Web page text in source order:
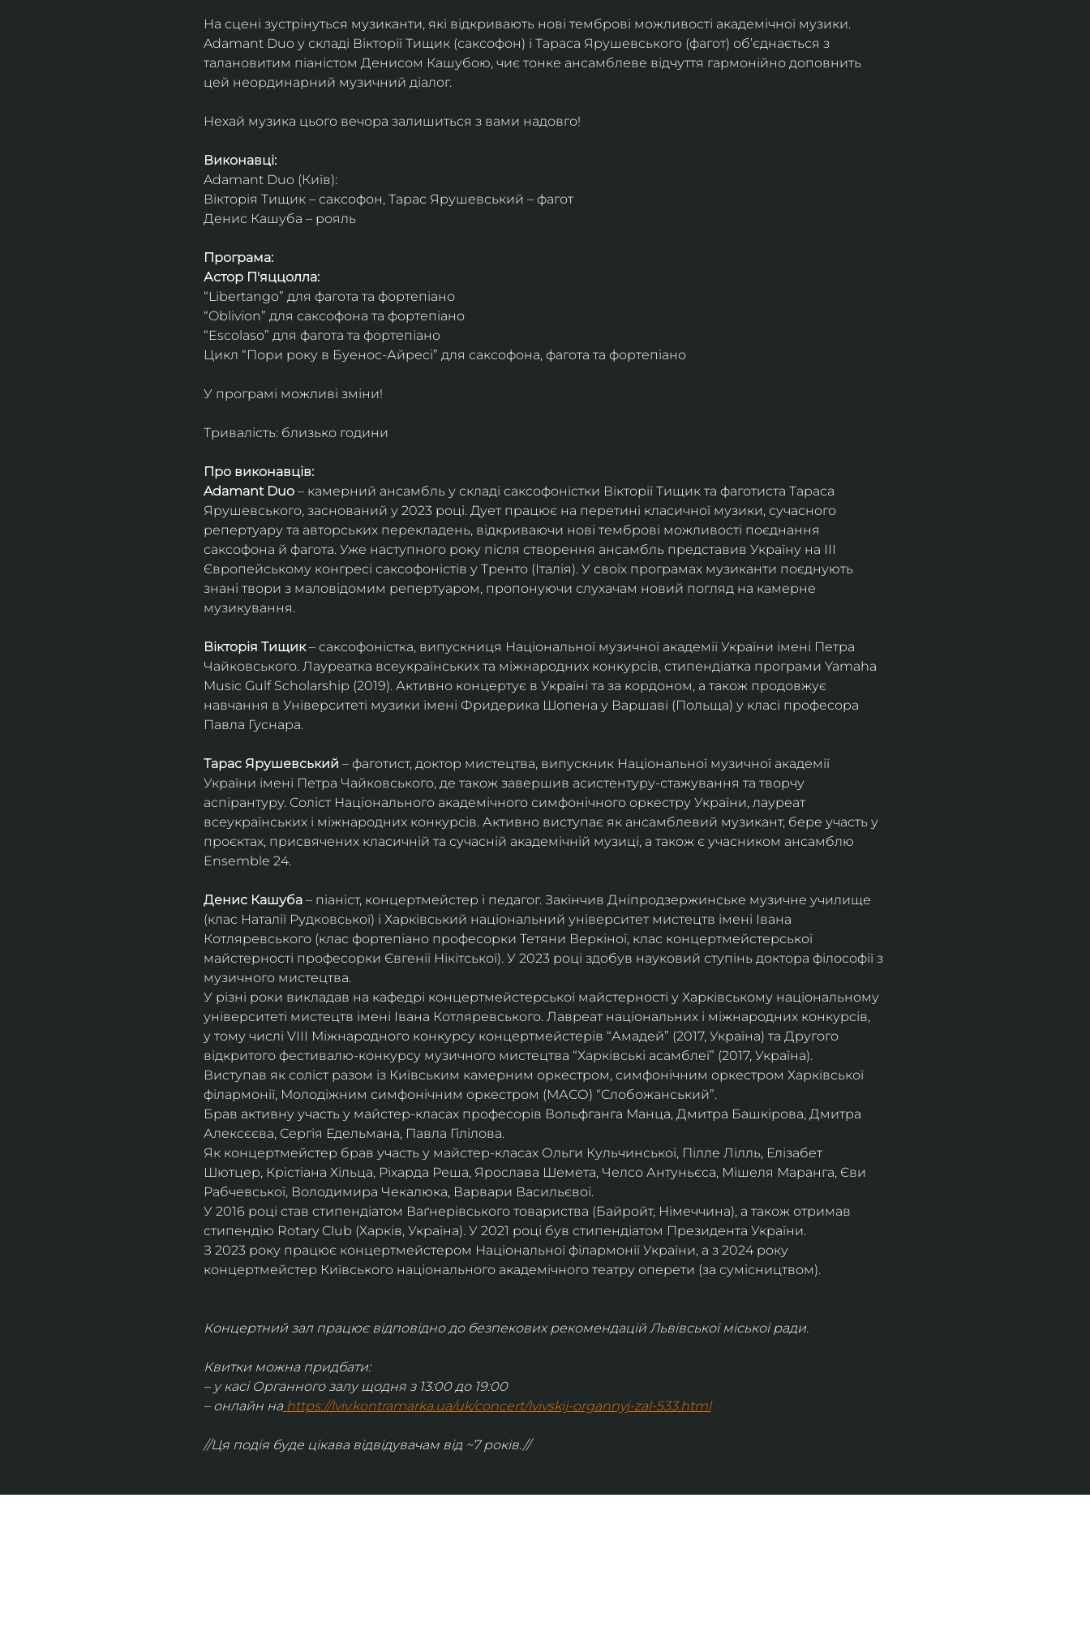
На сцені зустрінуться музиканти, які відкривають нові темброві можливості академічної музики.
Adamant Duo у складі Вікторії Тищик (саксофон) і Тараса Ярушевського (фагот) об’єднається з
талановитим піаністом Денисом Кашубою, чиє тонке ансамблеве відчуття гармонійно доповнить
цей неординарний музичний діалог.
Нехай музика цього вечора залишиться з вами надовго!
Виконавці:
Adamant Duo (Київ):
Вікторія Тищик – саксофон, Тарас Ярушевський – фагот
Денис Кашуба – рояль
Програма:
Астор П'яццолла:
“Libertango” для фагота та фортепіано
“Oblivion” для саксофона та фортепіано
“Escolaso” для фагота та фортепіано
Цикл “Пори року в Буенос-Айресі” для саксофона, фагота та фортепіано
У програмі можливі зміни!
Тривалість: близько години
Про виконавців:
Adamant Duo – камерний ансамбль у складі саксофоністки Вікторії Тищик та фаготиста Тараса
Ярушевського, заснований у 2023 році. Дует працює на перетині класичної музики, сучасного
репертуару та авторських перекладень, відкриваючи нові темброві можливості поєднання
саксофона й фагота. Уже наступного року після створення ансамбль представив Україну на ІІІ
Європейському конгресі саксофоністів у Тренто (Італія). У своїх програмах музиканти поєднують
знані твори з маловідомим репертуаром, пропонуючи слухачам новий погляд на камерне
музикування.
Вікторія Тищик – саксофоністка, випускниця Національної музичної академії України імені Петра
Чайковського. Лауреатка всеукраїнських та міжнародних конкурсів, стипендіатка програми Yamaha
Music Gulf Scholarship (2019). Активно концертує в Україні та за кордоном, а також продовжує
навчання в Університеті музики імені Фридерика Шопена у Варшаві (Польща) у класі професора
Павла Гуснара.
Тарас Ярушевський – фаготист, доктор мистецтва, випускник Національної музичної академії
України імені Петра Чайковського, де також завершив асистентуру-стажування та творчу
аспірантуру. Соліст Національного академічного симфонічного оркестру України, лауреат
всеукраїнських і міжнародних конкурсів. Активно виступає як ансамблевий музикант, бере участь у
проєктах, присвячених класичній та сучасній академічній музиці, а також є учасником ансамблю
Ensemble 24.
Денис Кашуба – піаніст, концертмейстер і педагог. Закінчив Дніпродзержинське музичне училище
(клас Наталії Рудковської) і Харківський національний університет мистецтв імені Івана
Котляревського (клас фортепіано професорки Тетяни Веркіної, клас концертмейстерської
майстерності професорки Євгенії Нікітської). У 2023 році здобув науковий ступінь доктора філософії з
музичного мистецтва.
У різні роки викладав на кафедрі концертмейстерської майстерності у Харківському національному
університеті мистецтв імені Івана Котляревського. Лавреат національних і міжнародних конкурсів,
у тому числі VIII Міжнародного конкурсу концертмейстерів “Амадей” (2017, Україна) та Другого
відкритого фестивалю-конкурсу музичного мистецтва “Харківські асамблеї” (2017, Україна).
Виступав як соліст разом із Київським камерним оркестром, симфонічним оркестром Харківської
філармонії, Молодіжним симфонічним оркестром (МАСО) “Слобожанський”.
Брав активну участь у майстер-класах професорів Вольфганга Манца, Дмитра Башкірова, Дмитра
Алексєєва, Сергія Едельмана, Павла Гілілова.
Як концертмейстер брав участь у майстер-класах Ольги Кульчинської, Пілле Лілль, Елізабет
Шютцер, Крістіана Хільца, Ріхарда Реша, Ярослава Шемета, Челсо Антуньєса, Мішеля Маранга, Єви
Рабчевської, Володимира Чекалюка, Варвари Васильєвої.
У 2016 році став стипендіатом Ваґнерівського товариства (Байройт, Німеччина), а також отримав
стипендію Rotary Club (Харків, Україна). У 2021 році був стипендіатом Президента України.
З 2023 року працює концертмейстером Національної філармонії України, а з 2024 року
концертмейстер Київського національного академічного театру оперети (за сумісництвом).
Концертний зал працює відповідно до безпекових рекомендацій Львівської міської ради.
Квитки можна придбати:
– у касі Органного залу щодня з 13:00 до 19:00
– онлайн на https://lviv.kontramarka.ua/uk/concert/lvivskij-organnyj-zal-533.html
//Ця подія буде цікава відвідувачам від ~7 років.//